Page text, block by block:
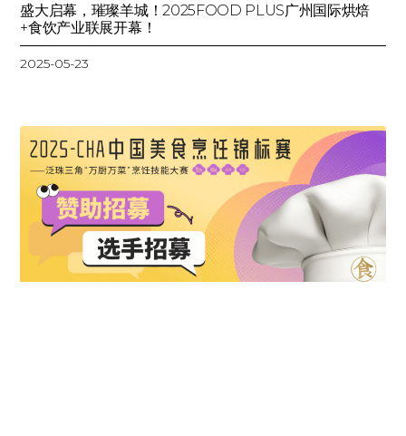
盛大启幕，璀璨羊城！2025FOOD PLUS广州国际烘焙
+食饮产业联展开幕！
2025-05-23